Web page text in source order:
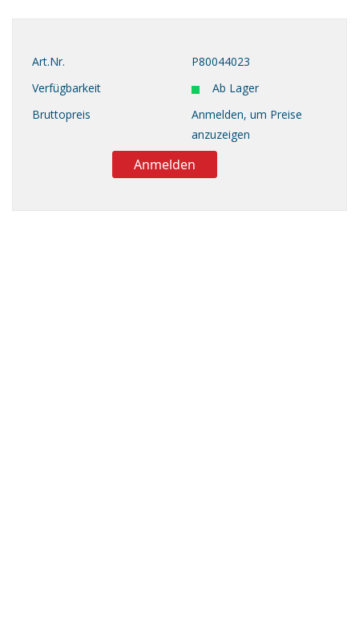
Art.Nr.
P80044023
Verfügbarkeit
Ab Lager
Bruttopreis
Anmelden, um Preise
anzuzeigen
Anmelden